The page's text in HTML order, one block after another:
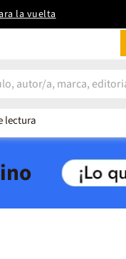
la vuelta
lectura